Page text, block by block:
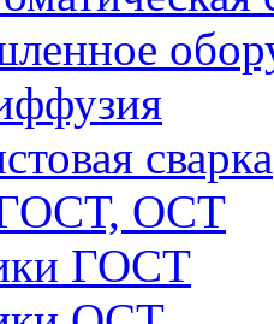
сварка
ГОСТ, ОСТ
ГОСТ